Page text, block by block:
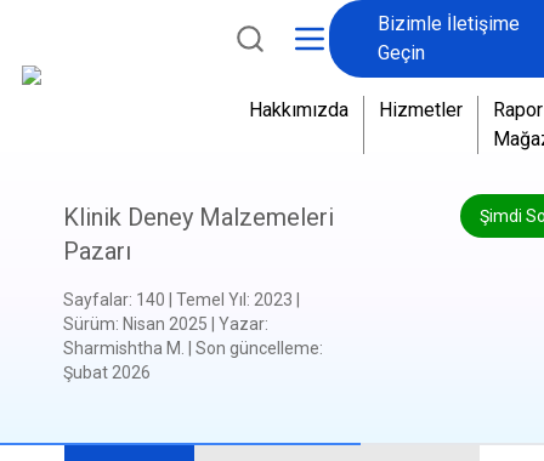
Bizimle İletişime
Geçin
Hakkımızda Hizmetler
Rapor
Şimdi
Klinik Deney Malzemeleri
Pazarı
Sayfalar: 140 Temel Yıl : 2023
Sürüm: Nisan 2025 Yazar:
Sharmishtha M.
Son güncelleme:
Şubat 2026